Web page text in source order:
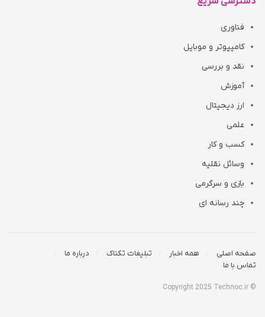
فناوری
کامپیوتر و موبایل
نقد و بررسی
آموزش
ارز دیجیتال
علمی
کسب و کار
وسائل نقلیه
بازی و سرگرمی
چند رسانه ای
صفحه اصلی همه اخبار تبلیغات تکناک
درباره ما
تماس با ما
© Copyright 2025 Technoc.ir